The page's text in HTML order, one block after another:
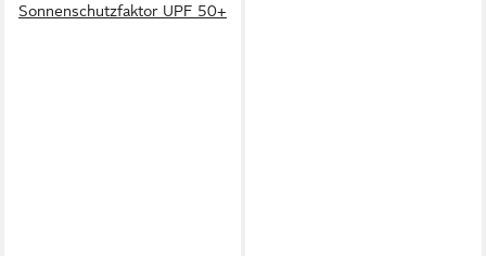
Sonnenschutzfaktor UPF 50+